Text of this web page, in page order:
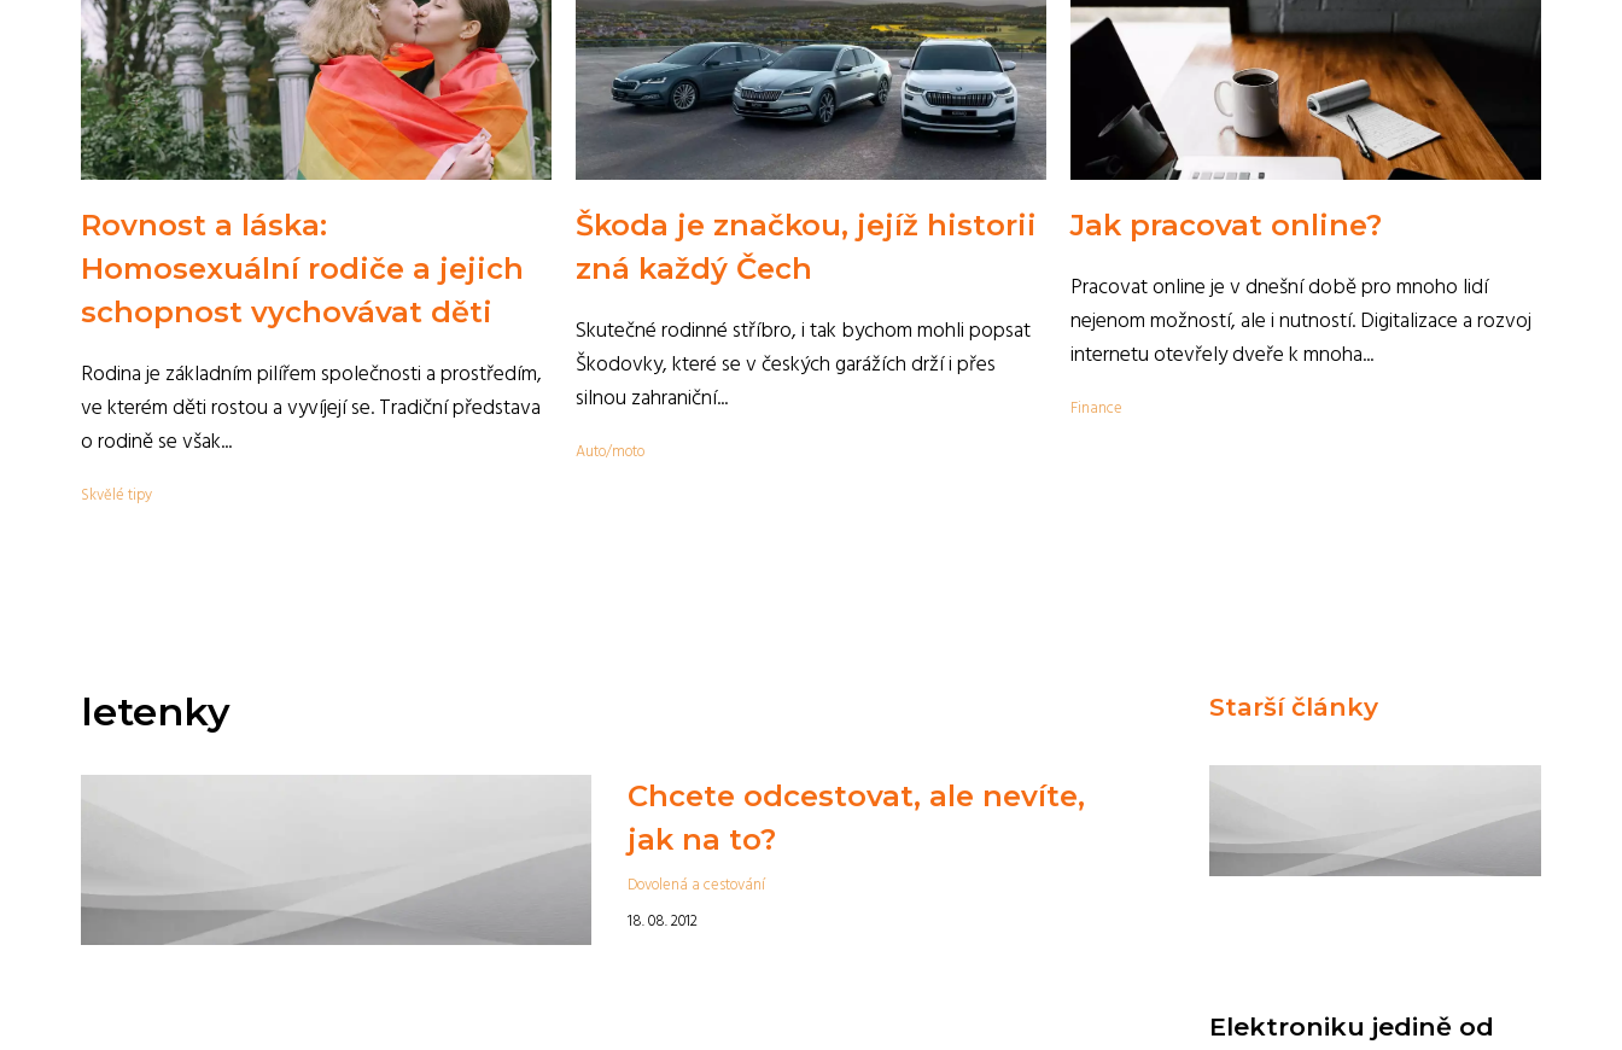
Rovnost a láska:
Homosexuální rodiče a jejich
schopnost vychovávat děti
Rodina je základním pilířem společnosti a prostředím,
ve kterém děti rostou a vyvíjejí se. Tradiční představa
o rodině se však...
Skvělé tipy
Škoda je značkou, jejíž historii
zná každý Čech
Skutečné rodinné stříbro, i tak bychom mohli popsat
Škodovky, které se v českých garážích drží i přes
silnou zahraniční...
Auto/moto
Jak pracovat online?
Pracovat online je v dnešní době pro mnoho lidí
nejenom možností, ale i nutností. Digitalizace a rozvoj
internetu otevřely dveře k mnoha...
Finance
letenky
Chcete odcestovat, ale nevíte,
jak na to?
Dovolená a cestování
18. 08. 2012
Starší články
Elektroniku jedině od